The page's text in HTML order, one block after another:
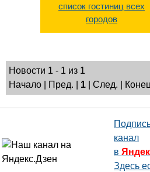
список гостиниц всех
городов
Новости 1 - 1 из 1
Начало | Пред. | 1 | След. | Конец
канал
в
Здесь